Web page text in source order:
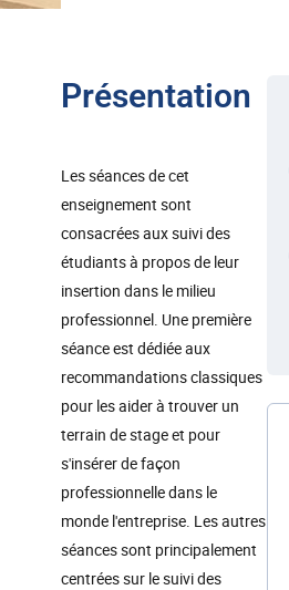
Présentation
Les séances de cet
enseignement sont
consacrées aux suivi des
étudiants à propos de leur
insertion dans le milieu
professionnel. Une première
séance est dédiée aux
recommandations classiques
pour les aider à trouver un
terrain de stage et pour
s'insérer de façon
professionnelle dans le
monde l'entreprise. Les autres
séances sont principalement
centrées sur le suivi des